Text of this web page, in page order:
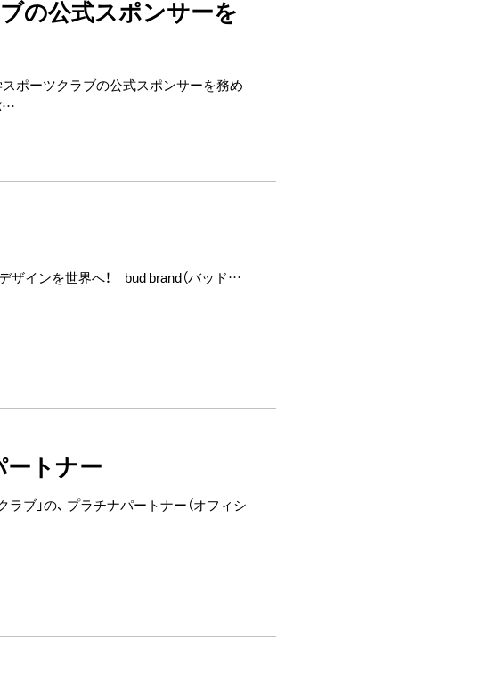
の公式スポンサーを
ポーツクラブの公式スポンサーを務め
…
ザインを世界へ！ bud brand（バッド…
トナー
ブ」の、 プラチナパートナー（オフィシ